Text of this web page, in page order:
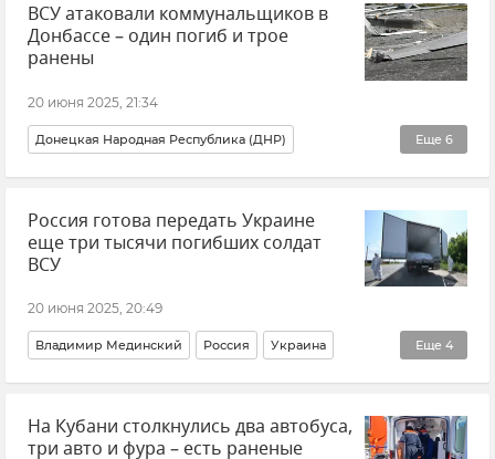
Внешняя политика Новости
ВСУ атаковали коммунальщиков в
Донбассе – один погиб и трое
ранены
20 июня 2025, 21:34
Еще 6
Донецкая Народная Республика (ДНР)
События в Донбассе Происшествия Атаки ВСУ
Беспилотник (БПЛА, дрон) Денис Пушилин
Новости
Россия готова передать Украине
еще три тысячи погибших солдат
ВСУ
20 июня 2025, 20:49
Еще 4
Владимир Мединский Россия Украина
Новости СВО ВСУ (Вооруженные силы Украины)
Потери ВСУ Новости
На Кубани столкнулись два автобуса,
три авто и фура – есть раненые